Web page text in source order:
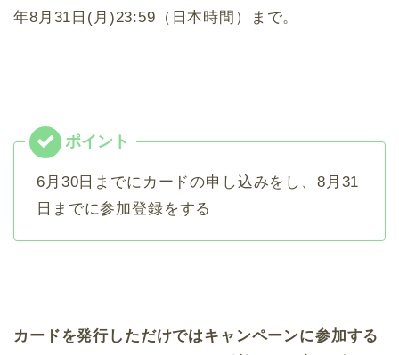
年8月31日(月)23:59（日本時間）まで。
6月30日までにカードの申し込みをし、8月31
日までに参加登録をする
カードを発行しただけではキャンペーンに参加する